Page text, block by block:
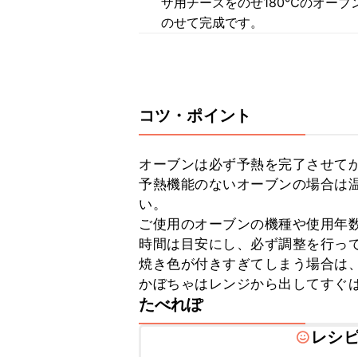
のせて完成です。
コツ・ポイント
オーブンは必ず予熱を完了させて
予熱機能のないオーブンの場合は
い。
ご使用のオーブンの機種や使用年
時間は目安にし、必ず調整を行っ
焼き色が付きすぎてしまう場合は
かぼちゃはレンジから出してすぐ
たべれぽ
レシ